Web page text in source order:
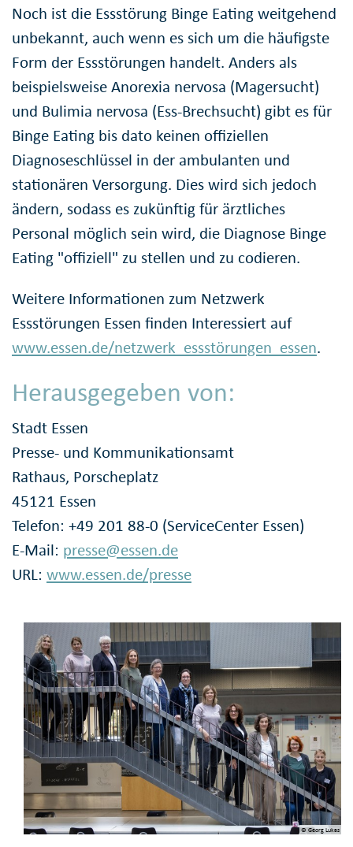
Noch ist die Essstörung Binge Eating weitgehend
unbekannt, auch wenn es sich um die häufigste
Form der Essstörungen handelt. Anders als
beispielsweise Anorexia nervosa (Magersucht)
und Bulimia nervosa (Ess-Brechsucht) gibt es für
Binge Eating bis dato keinen offiziellen
Diagnoseschlüssel in der ambulanten und
stationären Versorgung. Dies wird sich jedoch
ändern, sodass es zukünftig für ärztliches
Personal möglich sein wird, die Diagnose Binge
Eating "offiziell" zu stellen und zu codieren.
Weitere Informationen zum Netzwerk
Essstörungen Essen finden Interessiert auf
www.essen.de/netzwerk_essstörungen_essen.
Herausgegeben von:
Stadt Essen
Presse- und Kommunikationsamt
Rathaus, Porscheplatz
45121 Essen
Telefon: +49 201 88-0 (ServiceCenter Essen)
E-Mail: presse@essen.de
URL: www.essen.de/presse
© Georg Lukas